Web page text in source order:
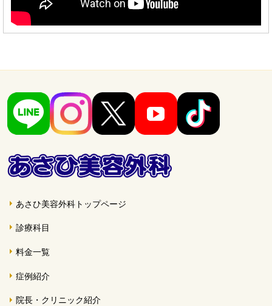
あさひ美容外科トップページ
診療科目
料金一覧
症例紹介
院長・クリニック紹介